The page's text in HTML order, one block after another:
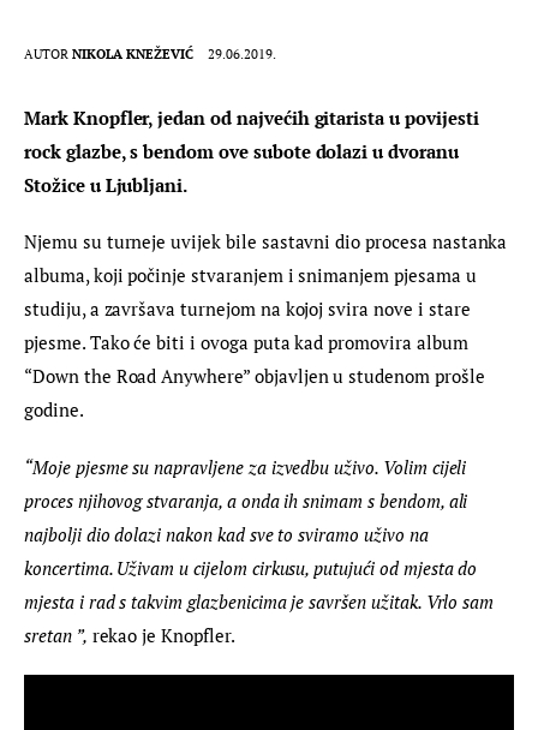
AUTOR NIKOLA KNEŽEVIĆ 29.06.2019.
Mark Knopfler, jedan od najvećih gitarista u povijesti
rock glazbe, s bendom ove subote dolazi u dvoranu
Stožice u Ljubljani.
Njemu su turneje uvijek bile sastavni dio procesa nastanka
albuma, koji počinje stvaranjem i snimanjem pjesama u
studiju, a završava turnejom na kojoj svira nove i stare
pjesme. Tako će biti i ovoga puta kad promovira album
“Down the Road Anywhere” objavljen u studenom prošle
godine.
“Moje pjesme su napravljene za izvedbu uživo. Volim cijeli
proces njihovog stvaranja, a onda ih snimam s bendom, ali
najbolji dio dolazi nakon kad sve to sviramo uživo na
koncertima. Uživam u cijelom cirkusu, putujući od mjesta do
mjesta i rad s takvim glazbenicima je savršen užitak. Vrlo sam
sretan ”, rekao je Knopfler.